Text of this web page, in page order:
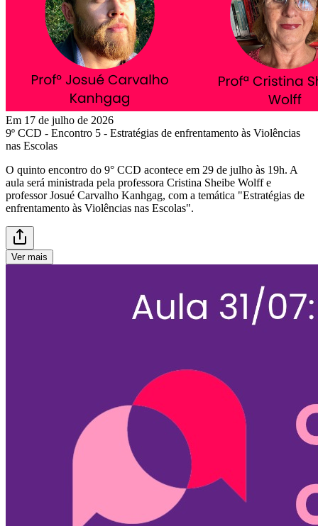
Em 17 de julho de 2026
9º CCD - Encontro 5 - Estratégias de enfrentamento às Violências
nas Escolas
O quinto encontro do 9° CCD acontece em 29 de julho às 19h. A
aula será ministrada pela professora Cristina Sheibe Wolff e
professor Josué Carvalho Kanhgag, com a temática "Estratégias de
enfrentamento às Violências nas Escolas".
Ver mais